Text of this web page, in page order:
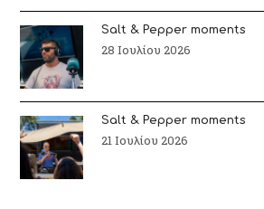
Salt & Pepper moments
28 Ιουλίου 2026
Salt & Pepper moments
21 Ιουλίου 2026